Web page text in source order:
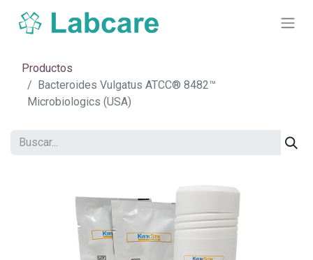
Productos
Bacteroides Vulgatus ATCC® 8482™
Microbiologics (USA)